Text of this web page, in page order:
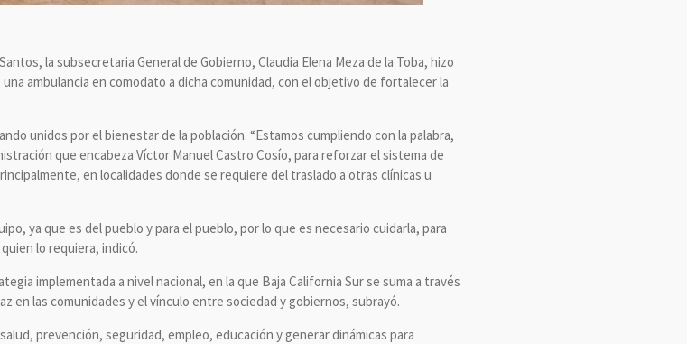
la subsecretaria General de Gobierno, Claudia Elena Meza de la Toba, hizo
ambulancia en comodato a dicha comunidad, con el objetivo de fortalecer la
unidos por el bienestar de la población. “Estamos cumpliendo con la palabra,
que encabeza Víctor Manuel Castro Cosío, para reforzar el sistema de
en localidades donde se requiere del traslado a otras clínicas u
ya que es del pueblo y para el pueblo, por lo que es necesario cuidarla, para
lo requiera, indicó.
implementada a nivel nacional, en la que Baja California Sur se suma a través
en las comunidades y el vínculo entre sociedad y gobiernos, subrayó.
prevención, seguridad, empleo, educación y generar dinámicas para